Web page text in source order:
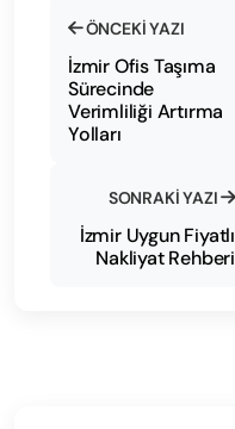
ÖNCEKI YAZI
İzmir Ofis Taşıma
Sürecinde
Verimliliği Artırma
Yolları
SONRAKI YAZI
İzmir Uygun Fiyatlı
Nakliyat Rehberi